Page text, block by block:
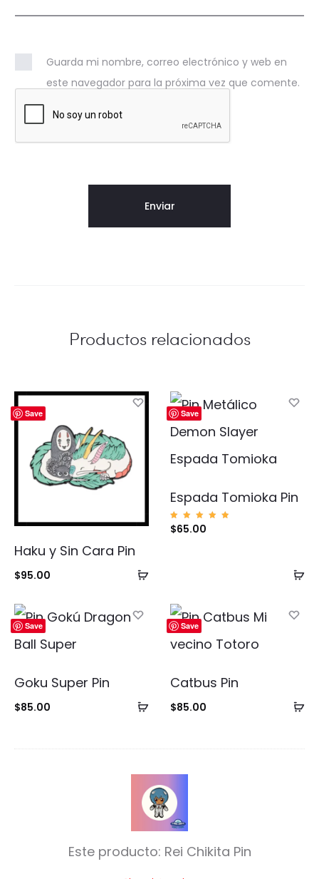
Guarda mi nombre, correo electrónico y web en
este navegador para la próxima vez que comente.
Productos relacionados
Save
Añadir
carrito
Haku y Sin Cara Pin
$95.00
Save
Espada Tomioka Pin
Valorad
o con
$65.00
Save
Añadir
carrito
Goku Super Pin
$85.00
Save
Catbus Pin
$85.00
R
e
i
C
Este producto: Rei Chikita Pin